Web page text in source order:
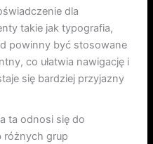
dla
takie jak typografia,
powinny być stosowane
co ułatwia nawigację i
się bardziej przyjazny
ta odnosi się do
różnych grup